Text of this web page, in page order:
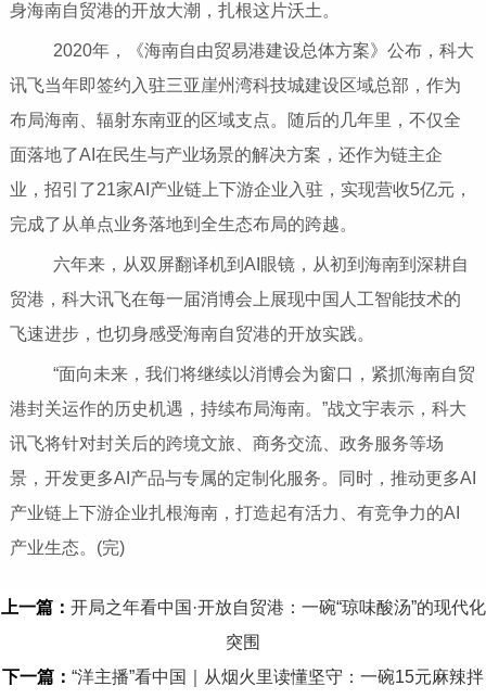
身海南自贸港的开放大潮，扎根这片沃土。
2020年，《海南自由贸易港建设总体方案》公布，科大
讯飞当年即签约入驻三亚崖州湾科技城建设区域总部，作为
布局海南、辐射东南亚的区域支点。随后的几年里，不仅全
面落地了AI在民生与产业场景的解决方案，还作为链主企
业，招引了21家AI产业链上下游企业入驻，实现营收5亿元，
完成了从单点业务落地到全生态布局的跨越。
六年来，从双屏翻译机到AI眼镜，从初到海南到深耕自
贸港，科大讯飞在每一届消博会上展现中国人工智能技术的
飞速进步，也切身感受海南自贸港的开放实践。
“面向未来，我们将继续以消博会为窗口，紧抓海南自贸
港封关运作的历史机遇，持续布局海南。”战文宇表示，科大
讯飞将针对封关后的跨境文旅、商务交流、政务服务等场
景，开发更多AI产品与专属的定制化服务。同时，推动更多AI
产业链上下游企业扎根海南，打造起有活力、有竞争力的AI
产业生态。(完)
上一篇： 开局之年看中国·开放自贸港：一碗“琼味酸汤”的现代化
突围
下一篇： “洋主播”看中国｜从烟火里读懂坚守：一碗15元麻辣拌